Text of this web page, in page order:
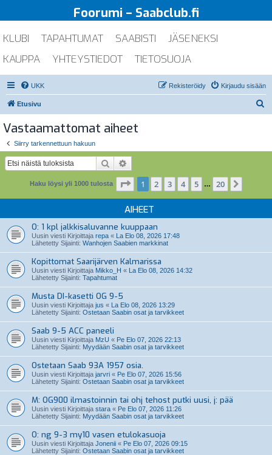
Foorumi – Saabclub.fi
KLUBI TAPAHTUMAT SAABISTI
JÄSENEKSI
KAUPPA
YHTEYSTIEDOT TIETOSUOJA
UKK Kirjaudu sisään
Rekisteröidy
Etusivu
Vastaamattomat aiheet
Siirry tarkennettuun hakuun
Etsi
Haku löysi yli 1000 tulosta Sivu /20
1 2 3 4 5 … 20
AIHEET
O: 1 kpl jalkkisaluvanne kuuppaan
Uusin viesti Kirjoittaja repa « La Elo 08, 2026 17:48
Lähetetty Sijainti: Wanhojen Saabien markkinat
Kopittomat Saarijärven Kalmarissa
Uusin viesti Kirjoittaja Mikko_H « La Elo 08, 2026 14:32
Lähetetty Sijainti: Tapahtumat
Musta DI-kasetti OG 9-5
Uusin viesti Kirjoittaja jus « La Elo 08, 2026 13:29
Lähetetty Sijainti: Ostetaan Saabin osat ja tarvikkeet
Saab 9-5 ACC paneeli
Uusin viesti Kirjoittaja MzU « Pe Elo 07, 2026 22:13
Lähetetty Sijainti: Myydään Saabin osat ja tarvikkeet
Ostetaan Saab 93A 1957 osia.
Uusin viesti Kirjoittaja jarvri « Pe Elo 07, 2026 15:56
Lähetetty Sijainti: Ostetaan Saabin osat ja tarvikkeet
M: OG900 ilmastoinnin tai ohj tehost putki uusi, j: pää
Uusin viesti Kirjoittaja stara « Pe Elo 07, 2026 11:26
Lähetetty Sijainti: Myydään Saabin osat ja tarvikkeet
O: ng 9-3 my10 vasen etulokasuoja
Uusin viesti Kirjoittaja Jonenii « Pe Elo 07, 2026 09:15
Lähetetty Sijainti: Ostetaan Saabin osat ja tarvikkeet